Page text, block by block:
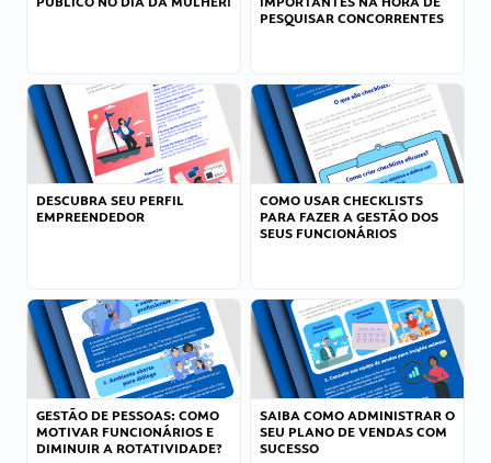
PESQUISAR CONCORRENTES
DESCUBRA SEU PERFIL
EMPREENDEDOR
COMO USAR CHECKLISTS
PARA FAZER A GESTÃO DOS
SEUS FUNCIONÁRIOS
GESTÃO DE PESSOAS: COMO
MOTIVAR FUNCIONÁRIOS E
DIMINUIR A ROTATIVIDADE?
SAIBA COMO ADMINISTRAR O
SEU PLANO DE VENDAS COM
SUCESSO